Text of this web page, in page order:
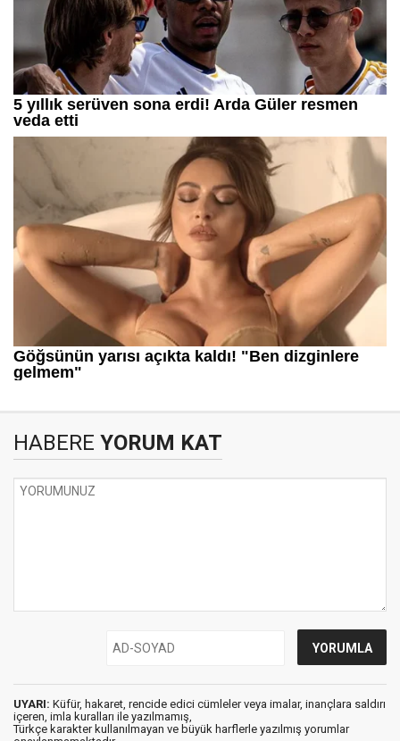
HABERE YORUM KAT
UYARI: Küfür, hakaret, rencide edici cümleler veya imalar, inançlara saldırı
içeren, imla kuralları ile yazılmamış,
Türkçe karakter kullanılmayan ve büyük harflerle yazılmış yorumlar